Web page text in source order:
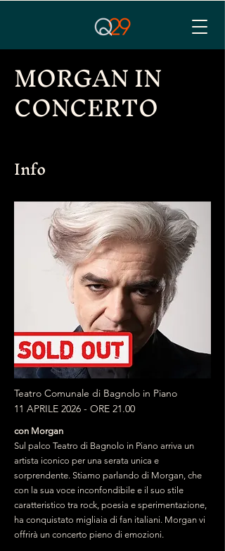
MORGAN IN
CONCERTO
Info
Teatro Comunale di Bagnolo in Piano
11 APRILE 2026 - ORE 21.00
con Morgan
Sul palco Teatro di Bagnolo in Piano arriva un
artista iconico per una serata unica e
sorprendente. Stiamo parlando di Morgan, che
con la sua voce inconfondibile e il suo stile
caratteristico tra rock, poesia e sperimentazione,
ha conquistato migliaia di fan italiani. Morgan vi
offrirà un concerto pieno di emozioni.